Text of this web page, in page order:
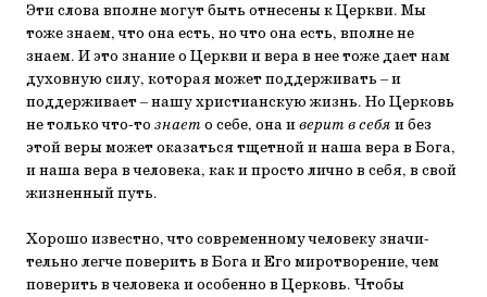
Эти слова вполне могут быть от­несены к Церкви. Мы
тоже знаем, что она есть, но что она есть, вполне не
знаем. И это знание о Церкви и вера в нее тоже дает нам
духовную силу, которая может поддержи­вать – и
поддерживает – нашу христианскую жизнь. Но Церковь
не только что-то знаето себе, она иверит в себя и без
этой веры может оказаться тщетной и наша вера в Бога,
и наша вера в человека, как и просто лично в себя, в свой
жизненный путь.
Хорошо известно, что современному человеку значи­
тельно легче поверить в Бога и Его миротворение, чем
пове­рить в человека и особенно в Церковь. Чтобы